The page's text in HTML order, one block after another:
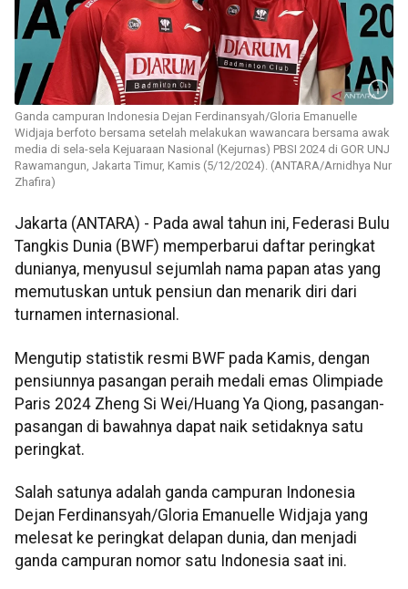
Ganda campuran Indonesia Dejan Ferdinansyah/Gloria Emanuelle
Widjaja berfoto bersama setelah melakukan wawancara bersama awak
media di sela-sela Kejuaraan Nasional (Kejurnas) PBSI 2024 di GOR UNJ
Rawamangun, Jakarta Timur, Kamis (5/12/2024). (ANTARA/Arnidhya Nur
Zhafira)
Jakarta (ANTARA) - Pada awal tahun ini, Federasi Bulu
Tangkis Dunia (BWF) memperbarui daftar peringkat
dunianya, menyusul sejumlah nama papan atas yang
memutuskan untuk pensiun dan menarik diri dari
turnamen internasional.
Mengutip statistik resmi BWF pada Kamis, dengan
pensiunnya pasangan peraih medali emas Olimpiade
Paris 2024 Zheng Si Wei/Huang Ya Qiong, pasangan-
pasangan di bawahnya dapat naik setidaknya satu
peringkat.
Salah satunya adalah ganda campuran Indonesia
Dejan Ferdinansyah/Gloria Emanuelle Widjaja yang
melesat ke peringkat delapan dunia, dan menjadi
ganda campuran nomor satu Indonesia saat ini.